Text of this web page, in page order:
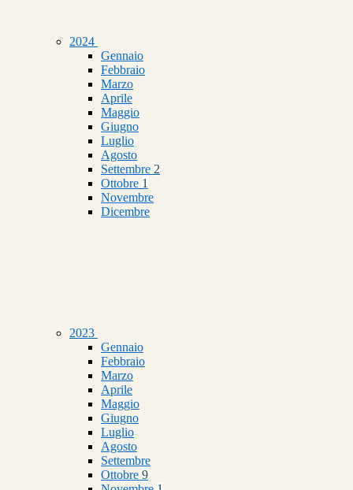
2024
Gennaio
Febbraio
Marzo
Aprile
Maggio
Giugno
Luglio
Agosto
Settembre 2
Ottobre 1
Novembre
Dicembre
2023
Gennaio
Febbraio
Marzo
Aprile
Maggio
Giugno
Luglio
Agosto
Settembre
Ottobre 9